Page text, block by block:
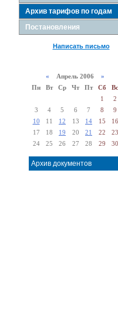
Архив тарифов по годам
Постановления
Написать письмо
« Апрель 2006 »
Пн
Вт Ср Чт Пт Сб
Вс
1
2
3
4 5 6 7 8
9
10
11 12 13 14 15
16
17
18 19 20 21 22
23
24
25 26 27 28 29 30
Архив документов